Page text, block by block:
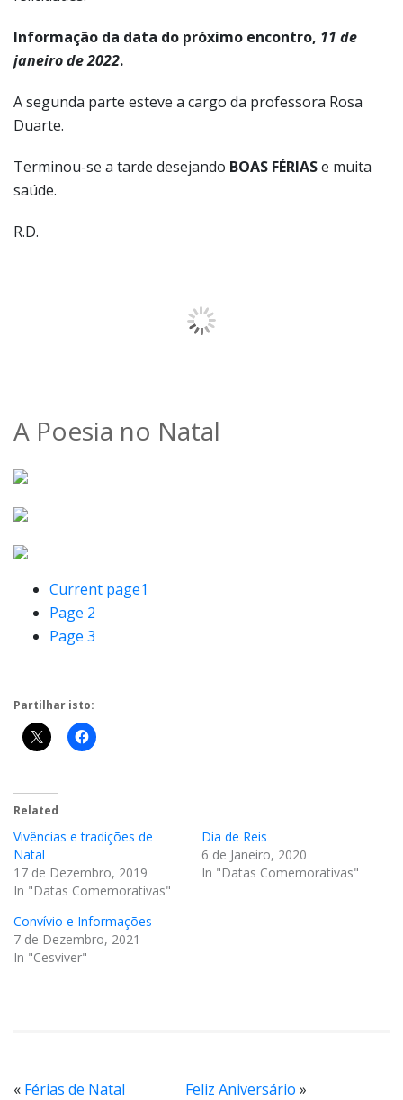
Informação da data do próximo encontro, 11 de
janeiro de 2022.
A segunda parte esteve a cargo da professora Rosa
Duarte.
Terminou-se a tarde desejando BOAS FÉRIASe muita
saúde.
R.D.
A Poesia no Natal
Current page1
Page 2
Page 3
Partilhar isto:
Related
Vivências e tradições de
Natal
17 de Dezembro, 2019
In "Datas Comemorativas"
Dia de Reis
6 de Janeiro, 2020
In "Datas Comemorativas"
Convívio e Informações
7 de Dezembro, 2021
In "Cesviver"
« Férias de Natal Feliz Aniversário »